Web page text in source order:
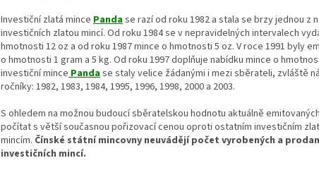
Investiční zlatá mince Pandase razí od roku 1982 a stala se brzy jednou z
investičních zlatou mincí. Od roku 1984 se v nepravidelných intervalech
hmotnosti 12 oz a od roku 1987 mince o hmotnosti 5 oz. V roce 1991 byly
o hmotnosti 1 gram a 5 kg. Od roku 1997 doplňuje nabídku mince o
investiční mince Pandase staly velice žádanými i mezi sběrateli, zvláště
ročníky: 1982, 1983, 1984, 1995, 1996, 1998, 2000 a 2003.
S ohledem na možnou budoucí sběratelskou hodnotu aktuálně
počítat s větší současnou pořizovací cenou oproti ostatním investičním
mincím. Čínské státní mincovny neuvádějí počet vyrobených a
investičních mincí.